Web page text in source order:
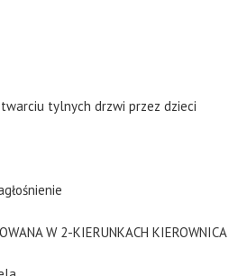
tylnych drzwi przez dzieci
W 2-KIERUNKACH KIEROWNICA